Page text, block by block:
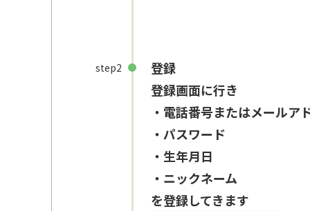
step2
登録
登録画面に行き
・電話番号またはメールア
・パスワード
・生年月日
・ニックネーム
を登録してきます